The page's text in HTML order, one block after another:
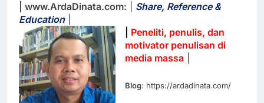
| www.ArdaDinata.com:
Share, Reference &
Education|
Peneliti, penulis, dan
motivator penulisan di
media massa
Blog: https://ardadinata.com/